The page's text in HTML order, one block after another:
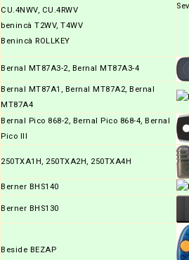
CU.4NWV, CU.4RWV
benincà T2WV, T4WV
Benincà ROLLKEY
Bernal MT87A3-2, Bernal MT87A3-4
Bernal MT87A1, Bernal MT87A2, Bernal
MT87A4
Bernal Pico 868-2, Bernal Pico 868-4, Bernal
Pico III
250TXA1H, 250TXA2H, 250TXA4H
Berner BHS140
Berner BHS130
Beside BEZAP